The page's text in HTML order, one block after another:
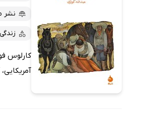
نشر
کارلوس